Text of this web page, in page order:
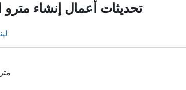
تحديثات أعمال إنشاء مترو